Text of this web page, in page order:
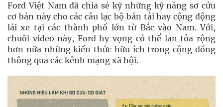
Ford Việt Nam đã chia sẻ kỹ những kỹ năng sơ cứu
cơ bản này cho các câu lạc bộ bán tải hay cộng động
lái xe tại các thành phố lớn từ Bắc vào Nam. Với,
chuỗi video này, Ford hy vọng có thể lan tỏa rộng
hơn nữa những kiến thức hữu ích trong cộng đồng
thông qua các kênh mạng xã hội.